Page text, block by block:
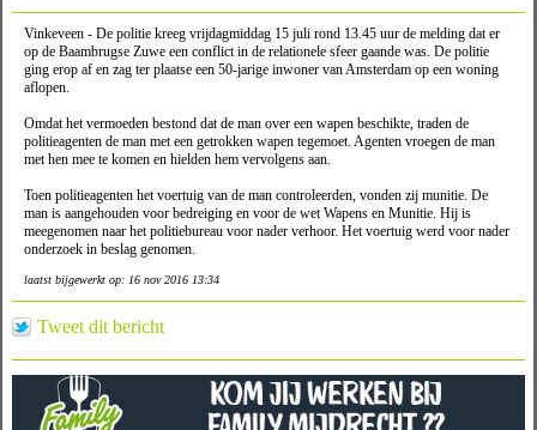
Vinkeveen - De politie kreeg vrijdagmiddag 15 juli rond 13.45 uur de melding dat er
op de Baambrugse Zuwe een conflict in de relationele sfeer gaande was. De politie
ging erop af en zag ter plaatse een 50-jarige inwoner van Amsterdam op een woning
aflopen.
Omdat het vermoeden bestond dat de man over een wapen beschikte, traden de
politieagenten de man met een getrokken wapen tegemoet. Agenten vroegen de man
met hen mee te komen en hielden hem vervolgens aan.
Toen politieagenten het voertuig van de man controleerden, vonden zij munitie. De
man is aangehouden voor bedreiging en voor de wet Wapens en Munitie. Hij is
meegenomen naar het politiebureau voor nader verhoor. Het voertuig werd voor nader
onderzoek in beslag genomen.
laatst bijgewerkt op: 16 nov 2016 13:34
Tweet dit bericht